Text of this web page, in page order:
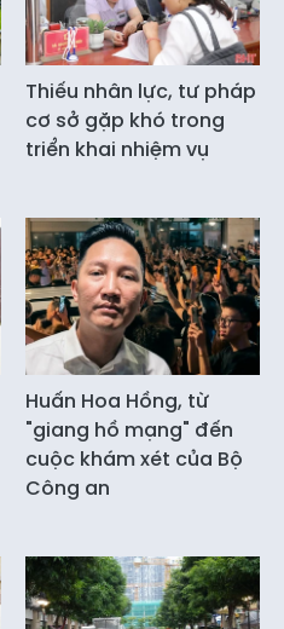
Thiếu nhân lực, tư pháp
cơ sở gặp khó trong
triển khai nhiệm vụ
Huấn Hoa Hồng, từ
"giang hồ mạng" đến
cuộc khám xét của Bộ
Công an